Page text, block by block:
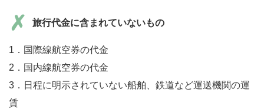
旅行代金に含まれていないもの
1．国際線航空券の代金
2．国内線航空券の代金
3．日程に明示されていない船舶、鉄道など運送機関の運
賃